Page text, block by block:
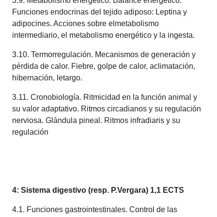
Funciones endocrinas del tejido adiposo: Leptina y
adipocines. Acciones sobre elmetabolismo
intermediario, el metabolismo energético y la ingesta.
3.10. Termorregulación. Mecanismos de generación y
pérdida de calor. Fiebre, golpe de calor, aclimatación,
hibernación, letargo.
3.11. Cronobiología. Ritmicidad en la función animal y
su valor adaptativo. Ritmos circadianos y su regulación
nerviosa. Glándula pineal. Ritmos infradiaris y su
regulación
4: Sistema digestivo (resp. P.Vergara) 1,1 ECTS
4.1. Funciones gastrointestinales. Control de las